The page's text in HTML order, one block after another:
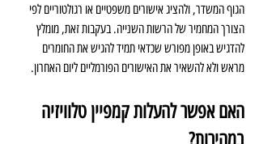
הגוף המשדר, ולהציג אישורים משפטיים או רגולטוריים לפי
הצורך המחמיר של הרשות השנייה. בעקבות זאת, מומלץ
להדגיש באופן מפורש שכדאי תמיד להגיש את החומרים
מראש ולא להשאיר את האישורים הפורמליים ליום האחרון.
האם אפשר להעלות קמפיין טלוויזיה